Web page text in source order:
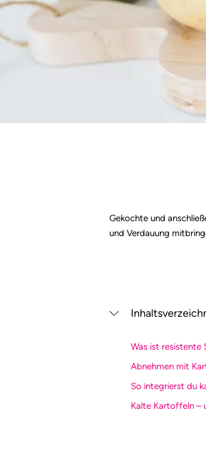
Gekochte und
und Verdauung
Was ist resistente
Abnehmen mit
So integrierst du
Kalte Kartoffeln –